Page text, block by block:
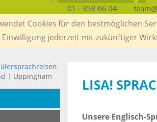
01 - 358 06 04
Cookies für den bestmöglichen
jederzeit mit zukünftiger
| Uppingham LISA!
Unsere Englisch-